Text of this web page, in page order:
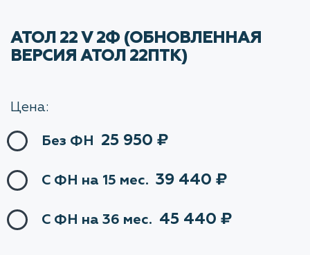
АТОЛ 22 V 2Ф (ОБНОВЛЕННАЯ
ВЕРСИЯ АТОЛ 22ПТК)
Цена:
Без ФН 25 950 ₽
С ФН на 15 мес. 39 440 ₽
С ФН на 36 мес. 45 440 ₽